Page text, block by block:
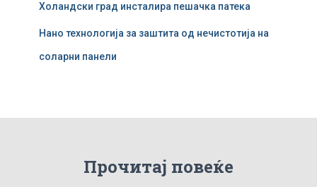
Холандски град инсталира пешачка патека
Нано технологија за заштита од нечистотија на
соларни панели
Прочитај повеќе